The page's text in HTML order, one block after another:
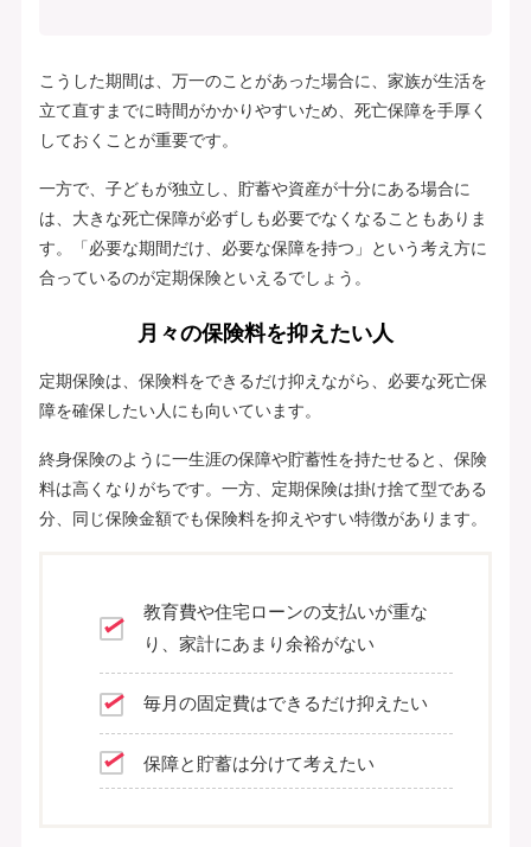
こうした期間は、万一のことがあった場合に、家族が生活を
立て直すまでに時間がかかりやすいため、死亡保障を手厚く
しておくことが重要です。
一方で、子どもが独立し、貯蓄や資産が十分にある場合に
は、大きな死亡保障が必ずしも必要でなくなることもありま
す。「必要な期間だけ、必要な保障を持つ」という考え方に
合っているのが定期保険といえるでしょう。
月々の保険料を抑えたい人
定期保険は、保険料をできるだけ抑えながら、必要な死亡保
障を確保したい人にも向いています。
終身保険のように一生涯の保障や貯蓄性を持たせると、保険
料は高くなりがちです。一方、定期保険は掛け捨て型である
分、同じ保険金額でも保険料を抑えやすい特徴があります。
教育費や住宅ローンの支払いが重な
り、家計にあまり余裕がない
毎月の固定費はできるだけ抑えたい
保障と貯蓄は分けて考えたい